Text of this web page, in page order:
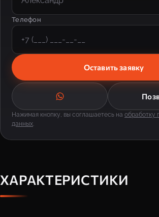
Телефон
Оставить заявку
Нажимая кнопку, вы соглашаетесь на обработку
данных.
ХАРАКТЕРИСТИКИ